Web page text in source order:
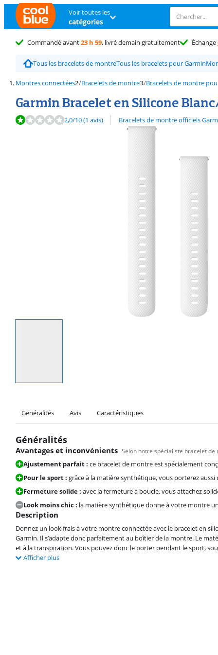
Voir toutes les
catégories
Commandé avant23 h 59, livré demain gratuitement Échange
Tous les bracelets de montreTous les bracelets pour Garmin
Montres connectées Bracelets de montre Bracelets de montre
Garmin Bracelet en Silicone
La note est de 2,0 sur 10, basée sur 1 avis.
2,0/10(1 avis)
Découvrez l'ensemble des Bracelets de montre officiels
Généralités Avis Caractéristiques
Généralités
Avantages et inconvénients Selon notre spécialiste bracelet de
Ajustement parfait : ce bracelet de montre est spécialement
Pour le sport : grâce à la matière synthétique, vous porterez
Fermeture solide : avec la fermeture à boucle, vous attachez
Look moins chic : la matière synthétique donne à votre montre
Description
Donnez un look frais à votre montre connectée avec le bracelet en
Garmin. Il s’adapte donc parfaitement au boîtier de la montre. Le
et à la transpiration. Vous pouvez donc le porter pendant le sport,
Afficher plus